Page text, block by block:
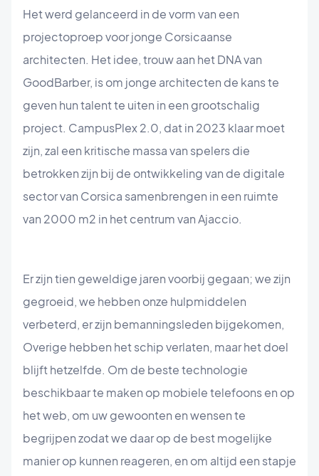
Het werd gelanceerd in de vorm van een
projectoproep voor jonge Corsicaanse
architecten. Het idee, trouw aan het DNA van
GoodBarber, is om jonge architecten de kans te
geven hun talent te uiten in een grootschalig
project. CampusPlex 2.0, dat in 2023 klaar moet
zijn, zal een kritische massa van spelers die
betrokken zijn bij de ontwikkeling van de digitale
sector van Corsica samenbrengen in een ruimte
van 2000 m2 in het centrum van Ajaccio.
Er zijn tien geweldige jaren voorbij gegaan; we zijn
gegroeid, we hebben onze hulpmiddelen
verbeterd, er zijn bemanningsleden bijgekomen,
Overige hebben het schip verlaten, maar het doel
blijft hetzelfde. Om de beste technologie
beschikbaar te maken op mobiele telefoons en op
het web, om uw gewoonten en wensen te
begrijpen zodat we daar op de best mogelijke
manier op kunnen reageren, en om altijd een stapje